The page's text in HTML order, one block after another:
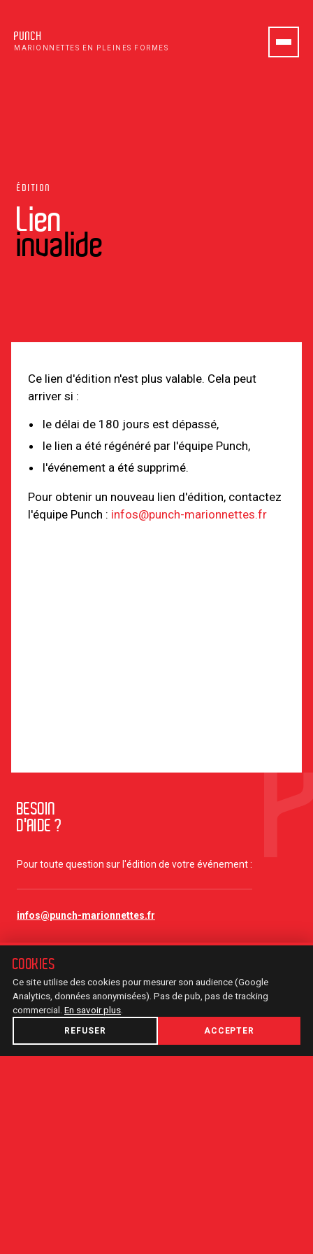
PUNCH
MARIONNETTES EN PLEINES FORMES
ÉDITION
Lien
invalide
Ce lien d'édition n'est plus valable. Cela peut
arriver si :
le délai de 180 jours est dépassé,
le lien a été régénéré par l'équipe Punch,
l'événement a été supprimé.
Pour obtenir un nouveau lien d'édition, contactez
l'équipe Punch : infos@punch-marionnettes.fr
BESOIN
D'AIDE ?
Pour toute question sur l'édition de votre événement :
infos@punch-marionnettes.fr
COOKIES
Ce site utilise des cookies pour mesurer son audience (Google
Analytics, données anonymisées). Pas de pub, pas de tracking
commercial. En savoir plus
REFUSER ACCEPTER